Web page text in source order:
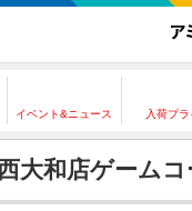
イベント&ニュース 入荷プ
大和店ゲームコ